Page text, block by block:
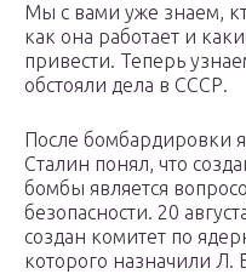
Мы с вами уже знаем,
как она работает и
привести. Теперь
обстояли дела в СССР.
После бомбардировки
Сталин понял, что
бомбы является
безопасности. 20
создан комитет по
которого назначили Л.